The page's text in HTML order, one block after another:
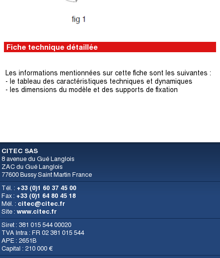
Fiche technique détaillée
Les informations mentionnées sur cette fiche sont les suivantes :
- le tableau des caractéristiques techniques et dynamiques
- les dimensions du modèle et des supports de fixation
CITEC SAS
8 avenue du Gué Langlois
ZAC du Gué Langlois
77600 Bussy Saint Martin France
Tél. : +33 (0)1 60 37 45 00
Fax : +33 (0)1 64 80 45 18
Mél. : citec@citec.fr
Site : www.citec.fr
Siret : 381 015 544 00020
TVA Intra : FR 02 381 015 544
APE : 2651B
Capital : 210 000 €